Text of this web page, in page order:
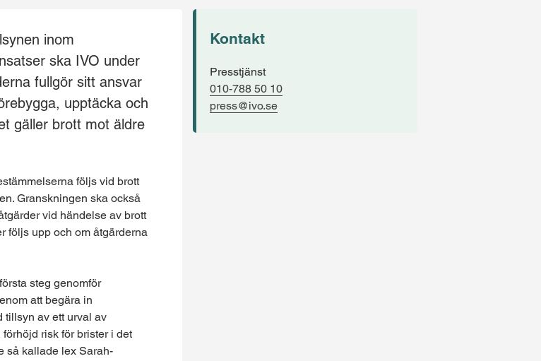
inom
ska IVO under
fullgör sitt ansvar
upptäcka och
gäller brott mot äldre
följs vid brott
Granskningen ska också
vid händelse av brott
följs upp och om åtgärderna
steg genomför
att begära in
tillsyn av ett urval av
risk för brister i det
så kallade lex Sarah-
Kontakt
Presstjänst
010-788 50 10
press@ivo.se